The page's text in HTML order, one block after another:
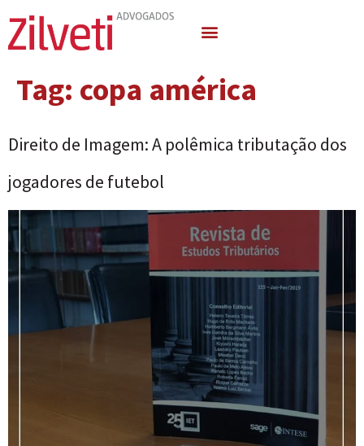
Tag: copa américa
Direito de Imagem: A polêmica tributação dos
jogadores de futebol